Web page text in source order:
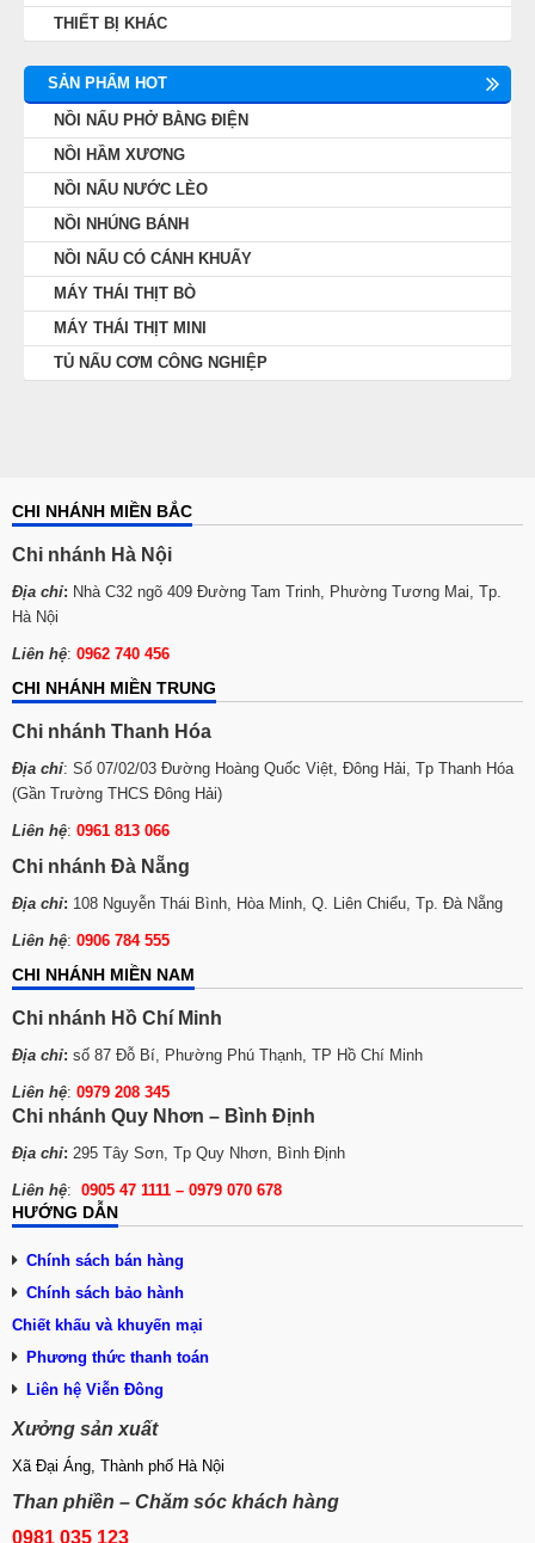
THIẾT BỊ KHÁC
SẢN PHẨM HOT
NỒI NẤU PHỞ BẰNG ĐIỆN
NỒI HẦM XƯƠNG
NỒI NẤU NƯỚC LÈO
NỒI NHÚNG BÁNH
NỒI NẤU CÓ CÁNH KHUẤY
MÁY THÁI THỊT BÒ
MÁY THÁI THỊT MINI
TỦ NẤU CƠM CÔNG NGHIỆP
CHI NHÁNH MIỀN BẮC
Chi nhánh Hà Nội
Địa chỉ: Nhà C32 ngõ 409 Đường Tam Trinh, Phường Tương Mai, Tp.
Hà Nội
Liên hệ: 0962 740 456
CHI NHÁNH MIỀN TRUNG
Chi nhánh Thanh Hóa
Địa chỉ: Số 07/02/03 Đường Hoàng Quốc Việt, Đông Hải, Tp Thanh Hóa
(Gần Trường THCS Đông Hải)
Liên hệ: 0961 813 066
Chi nhánh Đà Nẵng
Địa chỉ: 108 Nguyễn Thái Bình, Hòa Minh, Q. Liên Chiểu, Tp. Đà Nẵng
Liên hệ: 0906 784 555
CHI NHÁNH MIỀN NAM
Chi nhánh Hồ Chí Minh
Địa chỉ: số 87 Đỗ Bí, Phường Phú Thạnh, TP Hồ Chí Minh
Liên hệ: 0979 208 345
Chi nhánh Quy Nhơn – Bình Định
Địa chỉ: 295 Tây Sơn, Tp Quy Nhơn, Bình Định
Liên hệ: 0905 47 1111 – 0979 070 678
HƯỚNG DẪN
Chính sách bán hàng
Chính sách bảo hành
Chiết khấu và khuyến mại
Phương thức thanh toán
Liên hệ Viễn Đông
Xưởng sản xuất
Xã Đại Áng, Thành phố Hà Nội
Than phiền – Chăm sóc khách hàng
0981 035 123